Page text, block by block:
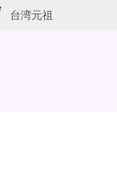
台湾元祖